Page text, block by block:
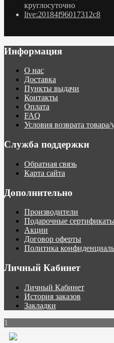
круглосуточно
live:20184f96017312c8
Информация
О нас
Доставка
Пункты выдачи
Контакты
Оплата
FAQ
Условия возврата товара/
Служба поддержки
Обратная связь
Карта сайта
Дополнительно
Производители
Подарочные
Акции
Договор оферты
Политика
Личный Кабинет
Личный Кабинет
История заказов
Закладки
1